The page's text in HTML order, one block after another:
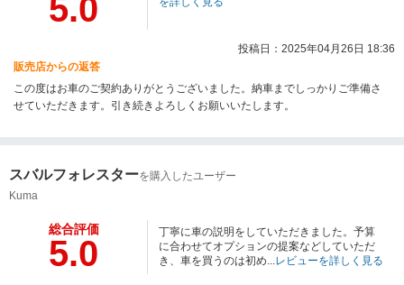
5.0
投稿日：2025年04月26日 18:36
販売店からの返答
この度はお車のご契約ありがとうございました。納車までしっかりご準備さ
せていただきます。引き続きよろしくお願いいたします。
スバルフォレスターを購入したユーザー
Kuma
総合評価
5.0
丁寧に車の説明をしていただきました。予算
に合わせてオプションの提案などしていただ
き、車を買うのは初め... レビューを詳しく見る